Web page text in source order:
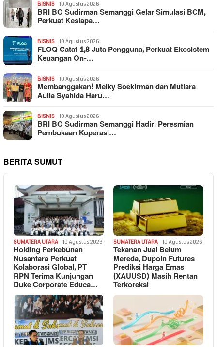
BISNIS 10 Agustus 2026
BRI BO Sudirman Semanggi Gelar Simulasi BCM,
Perkuat Kesiapa…
BISNIS 10 Agustus 2026
FLOQ Catat 1,8 Juta Pengguna, Perkuat Ekosistem
Keuangan On-…
BISNIS 10 Agustus 2026
Membanggakan! Melky Soekirman dan Mutiara
Aulia Syahida Haru…
BISNIS 10 Agustus 2026
BRI BO Sudirman Semanggi Hadiri Peresmian
Pembukaan Koperasi…
BERITA SUMUT
SUMATERA UTARA 10 Agustus 2026
Holding Perkebunan
Nusantara Perkuat
Kolaborasi Global, PT
RPN Terima Kunjungan
Duke Corporate Educa…
SUMATERA UTARA 10 Agustus 2026
Tekanan Jual Belum
Mereda, Dupoin Futures
Prediksi Harga Emas
(XAUUSD) Masih Rentan
Terkoreksi